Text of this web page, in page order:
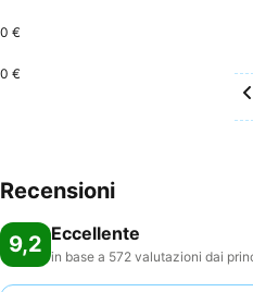
0 €
0 €
Recensioni
9,2 Eccellente
in base a 572 valutazioni dai